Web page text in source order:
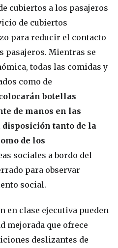
cubiertos a los pasajeros
de cubiertos
para reducir el contacto
pasajeros. Mientras se
todas las comidas y
como de
botellas
de manos en las
tanto de la
de los
sociales a bordo del
para observar
social.
en clase ejecutiva pueden
mejorada que ofrece
deslizantes de